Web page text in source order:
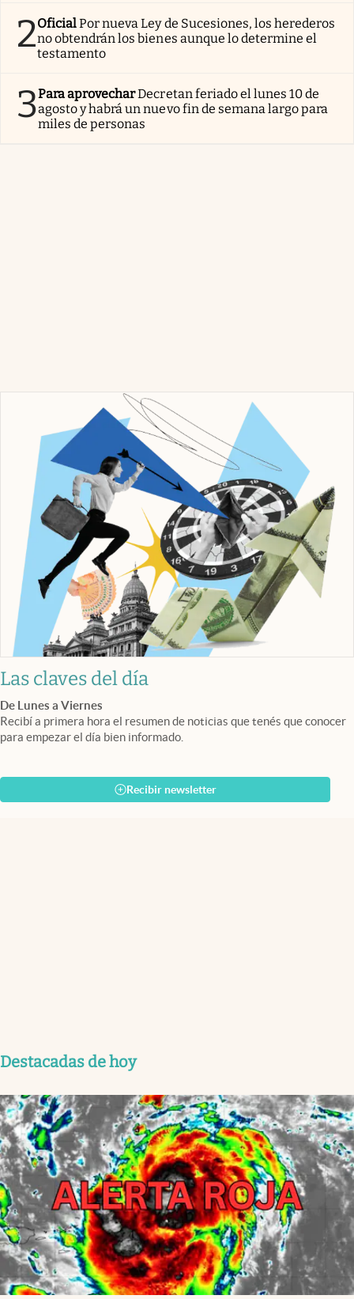
2OficialPor nueva Ley de Sucesiones, los herederos
no obtendrán los bienes aunque lo determine el
testamento
3Para aprovecharDecretan feriado el lunes 10 de
agosto y habrá un nuevo fin de semana largo para
miles de personas
Las claves del día
De Lunes a Viernes
Recibí a primera hora el resumen de noticias que tenés que conocer
para empezar el día bien informado.
Recibir newsletter
Destacadas de hoy